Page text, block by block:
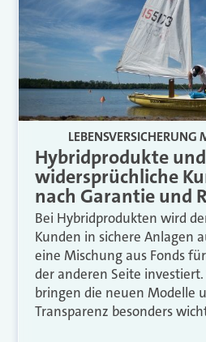
LEBENSVERSICHERUNG
Hybridprodukte und
widersprüchliche
nach Garantie und
Bei Hybridprodukten wird
Kunden in sichere Anlagen
eine Mischung aus Fonds
der anderen Seite
bringen die neuen Modelle
Transparenz besonders